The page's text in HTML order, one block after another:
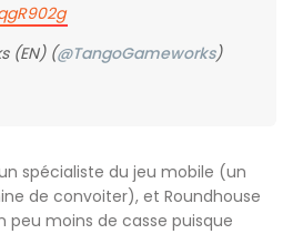
(EN) (@TangoGameworks)
spécialiste du jeu mobile (un
de convoiter), et Roundhouse
peu moins de casse puisque